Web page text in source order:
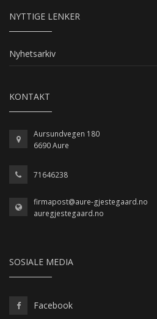
NYTTIGE LENKER
Nyhetsarkiv
KONTAKT
Aursundvegen 180
6690 Aure
71646238
firmapost@aure-gjestegaard.no
auregjestegaard.no
SOSIALE MEDIA
Facebook